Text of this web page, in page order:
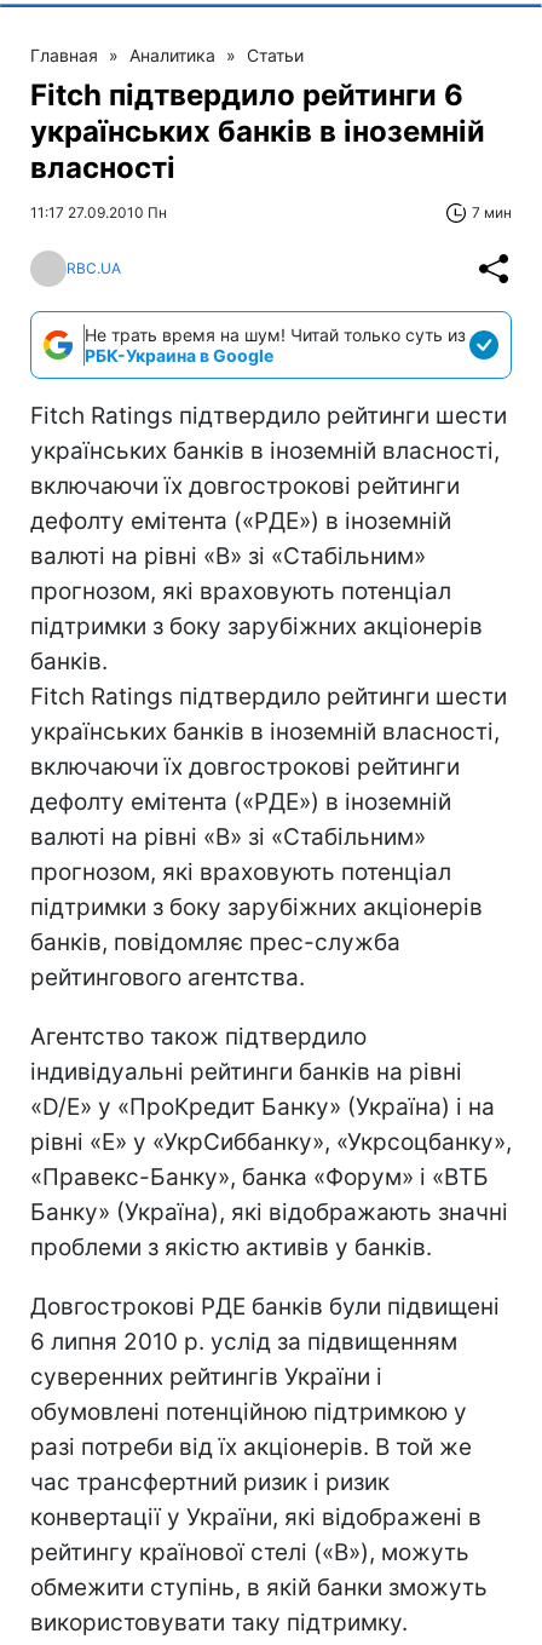
Главная » Аналитика » Статьи
Fitch підтвердило рейтинги 6
українських банків в іноземній
власності
11:17 27.09.2010 Пн 7 мин
RBC.UA
Не трать время на шум! Читай только суть из
РБК-Украина в Google
Fitch Ratings підтвердило рейтинги шести
українських банків в іноземній власності,
включаючи їх довгострокові рейтинги
дефолту емітента («РДЕ») в іноземній
валюті на рівні «B» зі «Стабільним»
прогнозом, які враховують потенціал
підтримки з боку зарубіжних акціонерів
банків.
Fitch Ratings підтвердило рейтинги шести
українських банків в іноземній власності,
включаючи їх довгострокові рейтинги
дефолту емітента («РДЕ») в іноземній
валюті на рівні «B» зі «Стабільним»
прогнозом, які враховують потенціал
підтримки з боку зарубіжних акціонерів
банків, повідомляє прес-служба
рейтингового агентства.
Агентство також підтвердило
індивідуальні рейтинги банків на рівні
«D/E» у «ПроКредит Банку» (Україна) і на
рівні «E» у «УкрСиббанку», «Укрсоцбанку»,
«Правекс-Банку», банка «Форум» і «ВТБ
Банку» (Україна), які відображають значні
проблеми з якістю активів у банків.
Довгострокові РДЕ банків були підвищені
6 липня 2010 р. услід за підвищенням
суверенних рейтингів України і
обумовлені потенційною підтримкою у
разі потреби від їх акціонерів. В той же
час трансфертний ризик і ризик
конвертації у України, які відображені в
рейтингу країнової стелі («B»), можуть
обмежити ступінь, в якій банки зможуть
використовувати таку підтримку.